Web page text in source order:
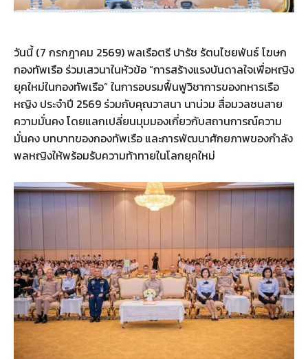
วันนี้ (7 กรกฎาคม 2569) พลเรือตรี ปารัช รัตนไชยพันธ์ โฆษก
กองทัพเรือ ร่วมเสวนาในหัวข้อ “การสร้างแรงบันดาลใจเพื่อหญิง
ยุคใหม่ในกองทัพเรือ” ในการอบรมฟื้นฟูวิชาการของทหารเรือ
หญิง ประจำปี 2569 ร่วมกับคุณวาสนา นาน่วม สื่อมวลชนสาย
ความมั่นคง โดยแลกเปลี่ยนมุมมองเกี่ยวกับสถานการณ์ความ
มั่นคง บทบาทของกองทัพเรือ และการพัฒนาศักยภาพของกำลัง
พลหญิงให้พร้อมรับความท้าทายในโลกยุคใหม่